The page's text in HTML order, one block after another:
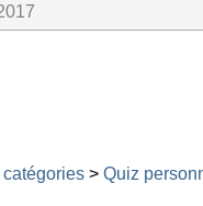
catégories > Quiz